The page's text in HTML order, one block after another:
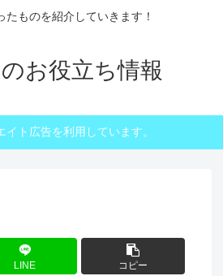
ものを紹介していきます！
お役立ち情報
ト広告を利用しています。
LINE コピー